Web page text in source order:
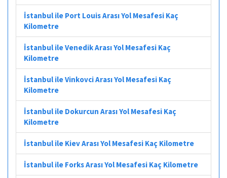
İstanbul ile Port Louis Arası Yol Mesafesi Kaç
Kilometre
İstanbul ile Venedik Arası Yol Mesafesi Kaç
Kilometre
İstanbul ile Vinkovci Arası Yol Mesafesi Kaç
Kilometre
İstanbul ile Dokurcun Arası Yol Mesafesi Kaç
Kilometre
İstanbul ile Kiev Arası Yol Mesafesi Kaç Kilometre
İstanbul ile Forks Arası Yol Mesafesi Kaç Kilometre